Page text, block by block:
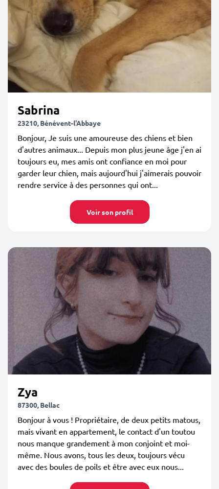
Sabrina
23210, Bénévent-l'Abbaye
Bonjour, Je suis une amoureuse des chiens et bien
d'autres animaux... Depuis mon plus jeune âge j'en ai
toujours eu, mes amis ont confiance en moi pour
garder leur chien, mais aujourd'hui j'aimerais pouvoir
rendre service à des personnes qui ont...
Voir son profil
Zya
87300, Bellac
Bonjour à vous ! Propriétaire, de deux petits matous,
mais vivant en appartement, le contact d'un toutou
nous manque grandement à mon conjoint et moi-
même. Nous avons, tous les deux, toujours vécu
avec des boules de poils et être avec eux nous...